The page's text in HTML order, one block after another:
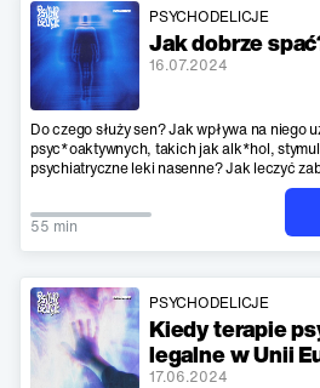
PSYCHODELICJE
Jak dobrze
16.07.2024
Do czego służy sen? Jak wpływa na niego
psyc*oaktywnych, takich jak alk*hol,
psychiatryczne leki nasenne? Jak leczyć
55 min
PSYCHODELICJE
Kiedy terapie
legalne w Unii
17.06.2024